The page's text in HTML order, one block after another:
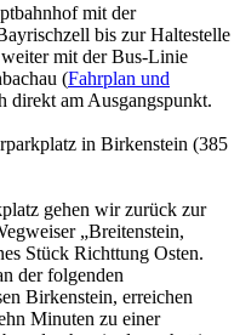
mit der
bis zur Haltestelle
mit der Bus-Linie
(Fahrplan und
direkt am Ausgangspunkt.
in Birkenstein (385
gehen wir zurück zur
„Breitenstein,
Stück Richttung Osten.
der folgenden
Birkenstein, erreichen
Minuten zu einer